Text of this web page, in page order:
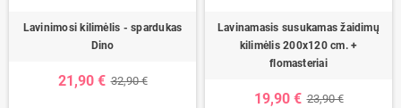
Lavinimosi kilimėlis - spardukas
Dino
21,90 € 32,90 €
Lavinamasis susukamas žaidimų
kilimėlis 200x120 cm. +
flomasteriai
19,90 € 23,90 €